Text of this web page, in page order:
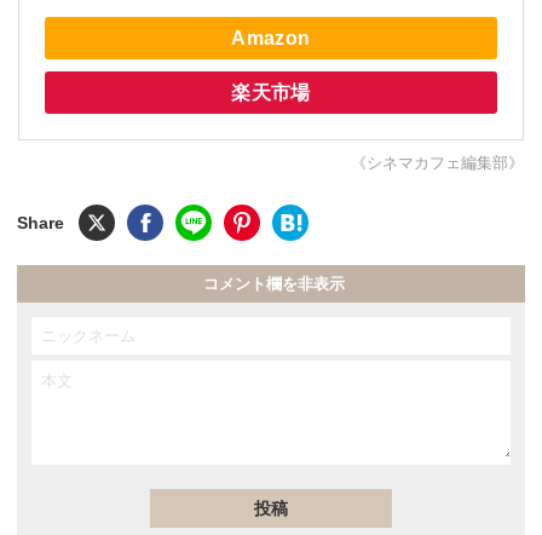
Amazon
楽天市場
《シネマカフェ編集部》
コメント欄を非表示